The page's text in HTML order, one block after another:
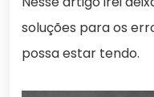
soluções para os
possa estar tendo.